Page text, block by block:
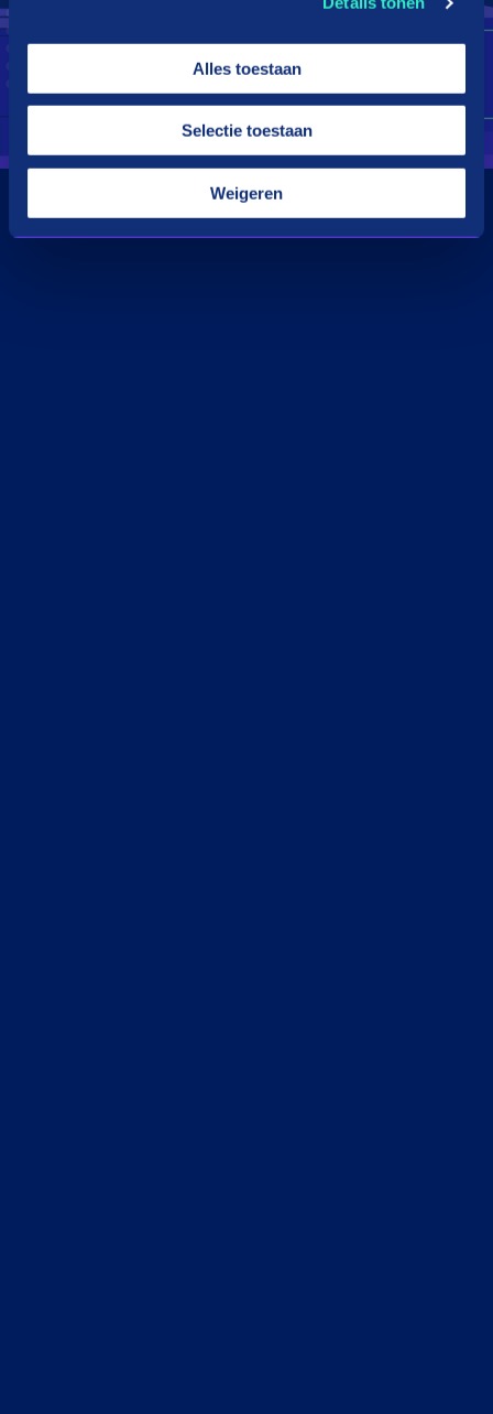
Alles toestaan
Selectie toestaan
Weigeren